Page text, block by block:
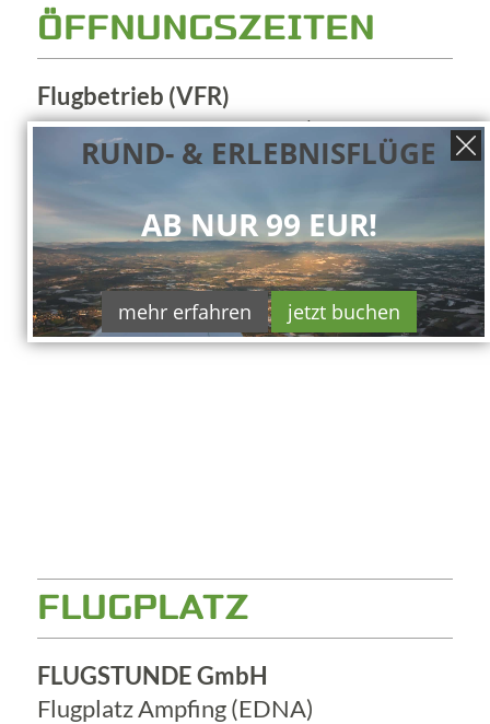
ÖFFNUNGSZEITEN
Flugbetrieb (VFR)
SUM: TUE-SUN 0700-SS/1700
WIN: TUE-SUN 0800-SS/1800
OT: PPR!
FLUGPLATZ
FLUGSTUNDE GmbH
Flugplatz Ampfing (EDNA)
RUND- & ERLEBNISFLÜGE
AB NUR 99 EUR!
mehr erfahren jetzt buchen